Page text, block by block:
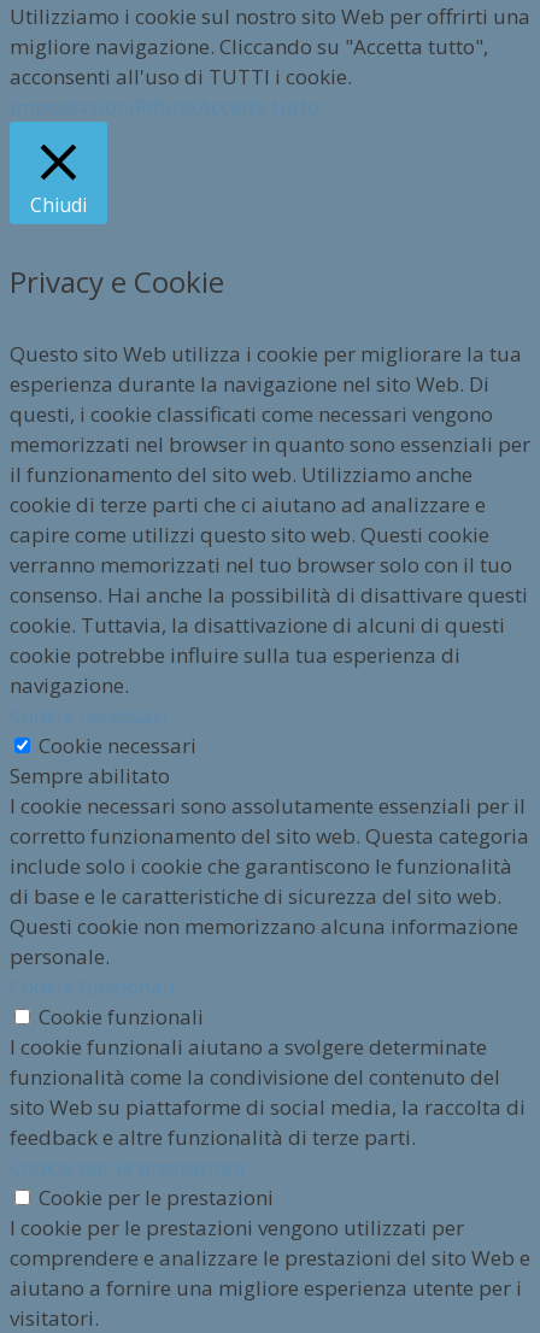
Utilizziamo i cookie sul nostro sito Web per offrirti una
migliore navigazione. Cliccando su "Accetta tutto",
acconsenti all'uso di TUTTI i cookie.
Chiudi
Privacy e Cookie
Questo sito Web utilizza i cookie per migliorare la tua
esperienza durante la navigazione nel sito Web. Di
questi, i cookie classificati come necessari vengono
memorizzati nel browser in quanto sono essenziali per
il funzionamento del sito web. Utilizziamo anche
cookie di terze parti che ci aiutano ad analizzare e
capire come utilizzi questo sito web. Questi cookie
verranno memorizzati nel tuo browser solo con il tuo
consenso. Hai anche la possibilità di disattivare questi
cookie. Tuttavia, la disattivazione di alcuni di questi
cookie potrebbe influire sulla tua esperienza di
navigazione.
Cookie necessari
Sempre abilitato
I cookie necessari sono assolutamente essenziali per il
corretto funzionamento del sito web. Questa categoria
include solo i cookie che garantiscono le funzionalità
di base e le caratteristiche di sicurezza del sito web.
Questi cookie non memorizzano alcuna informazione
personale.
Cookie funzionali
I cookie funzionali aiutano a svolgere determinate
funzionalità come la condivisione del contenuto del
sito Web su piattaforme di social media, la raccolta di
feedback e altre funzionalità di terze parti.
Cookie per le prestazioni
I cookie per le prestazioni vengono utilizzati per
comprendere e analizzare le prestazioni del sito Web e
aiutano a fornire una migliore esperienza utente per i
visitatori.